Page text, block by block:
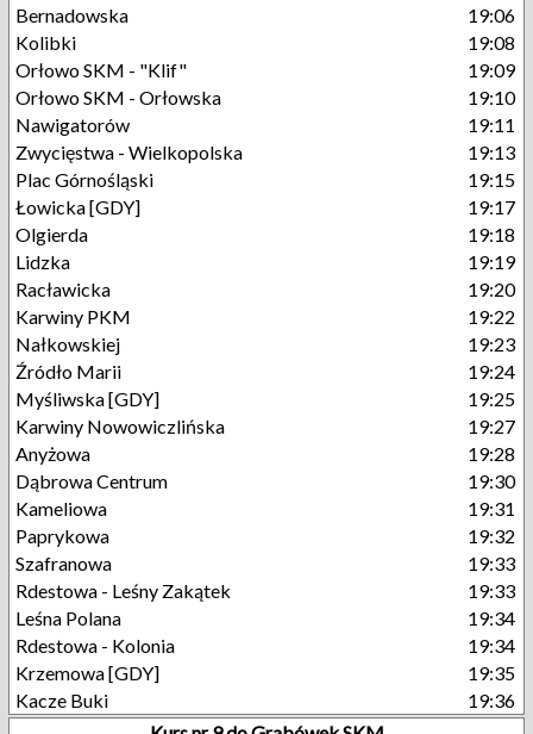
Bernadowska
19:06
Kolibki
19:08
Orłowo SKM - "Klif"
19:09
Orłowo SKM - Orłowska
19:10
Nawigatorów
19:11
Zwycięstwa - Wielkopolska
19:13
Plac Górnośląski
19:15
Łowicka [GDY]
19:17
Olgierda
19:18
Lidzka
19:19
Racławicka
19:20
Karwiny PKM
19:22
Nałkowskiej
19:23
Źródło Marii
19:24
Myśliwska [GDY]
19:25
Karwiny Nowowiczlińska
19:27
Anyżowa
19:28
Dąbrowa Centrum
19:30
Kameliowa
19:31
Paprykowa
19:32
Szafranowa
19:33
Rdestowa - Leśny Zakątek
19:33
Leśna Polana
19:34
Rdestowa - Kolonia
19:34
Krzemowa [GDY]
19:35
Kacze Buki
19:36